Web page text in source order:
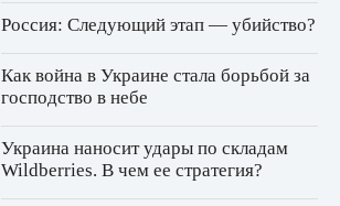
Россия: Следующий этап — убийство?
Как война в Украине стала борьбой за
господство в небе
Украина наносит удары по складам
Wildberries. В чем ее стратегия?